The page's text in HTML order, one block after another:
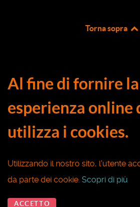
Torna sopra
Al fine di fornire
esperienza online
utilizza i cookies.
Utilizzando il nostro sito, l'utente
da parte dei cookie. Scopri di più
ACCETTO